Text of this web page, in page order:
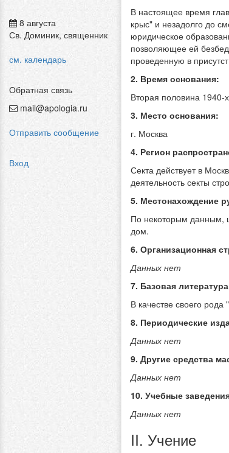
8 августа
Св. Доминик, священник
см. календарь
Обратная связь
mail@apologia.ru
Отправить сообщение
Вход
В настоящее время
крыс" и незадолго до
юридическое
позволяющее ей
проведенную в
2. Время основания:
Вторая половина 1940-х
3. Место основания:
г. Москва
4. Регион
Секта действует в
деятельность секты
5. Местонахождение
По некоторым данным,
дом.
6. Организационная
Данных нет
7. Базовая
В качестве своего
8. Периодические
Данных нет
9. Другие средства
Данных нет
10. Учебные
Данных нет
II. Учение